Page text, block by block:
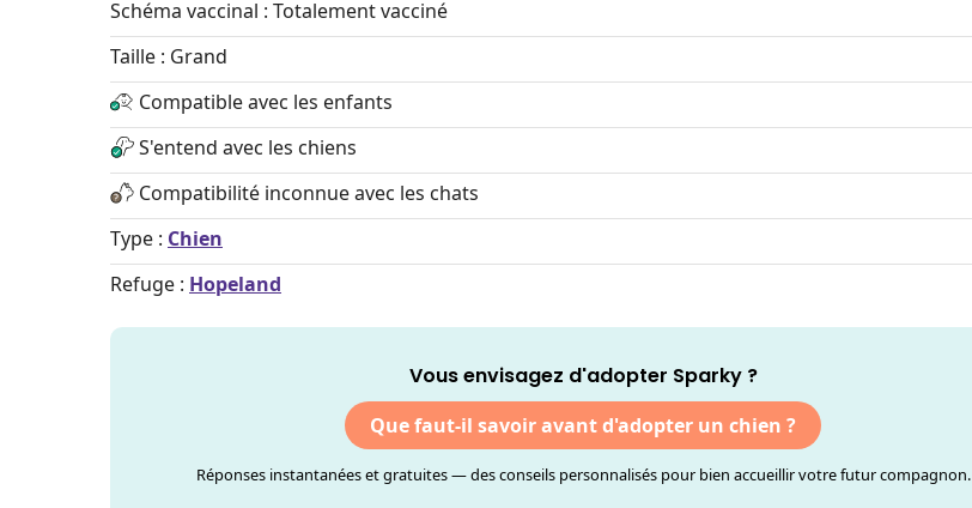
Schéma vaccinal : Totalement vacciné
Taille : Grand
Compatible avec les enfants
S'entend avec les chiens
Compatibilité inconnue avec les chats
Type : Chien
Refuge : Hopeland
Vous envisagez d'adopter Sparky ?
Que faut-il savoir avant d'adopter un chien ?
Réponses instantanées et gratuites — des conseils personnalisés pour bien accueillir votre futur compagnon.